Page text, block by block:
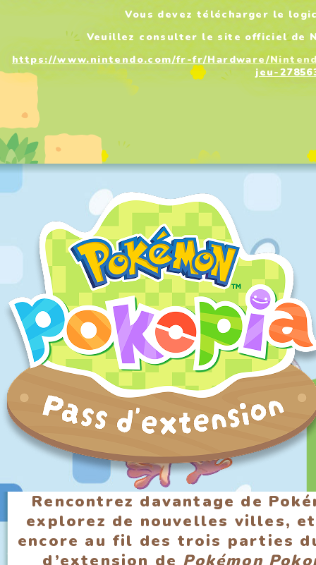
Vous devez télécharger le
Veuillez consulter le site officiel de
https://www.nintendo.com/fr-fr/Hardware/
jeu-
Rencontrez davantage de
explorez de nouvelles villes,
encore au fil des trois parties
d’extension de Pokémon